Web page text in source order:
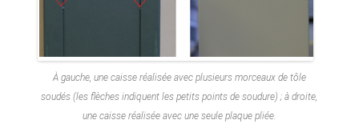
À gauche, une caisse réalisée avec plusieurs morceaux de tôle
soudés (les flèches indiquent les petits points de soudure) ; à droite,
une caisse réalisée avec une seule plaque pliée.